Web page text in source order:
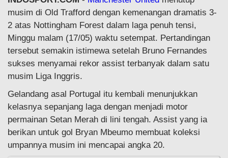
musim di Old Trafford dengan kemenangan dramatis 3-
2 atas Nottingham Forest dalam laga penuh tensi,
Minggu malam (17/05) waktu setempat. Pertandingan
tersebut semakin istimewa setelah Bruno Fernandes
sukses menyamai rekor assist terbanyak dalam satu
musim Liga Inggris.
Gelandang asal Portugal itu kembali menunjukkan
kelasnya sepanjang laga dengan menjadi motor
permainan Setan Merah di lini tengah. Assist yang ia
berikan untuk gol Bryan Mbeumo membuat koleksi
umpannya musim ini mencapai angka 20.